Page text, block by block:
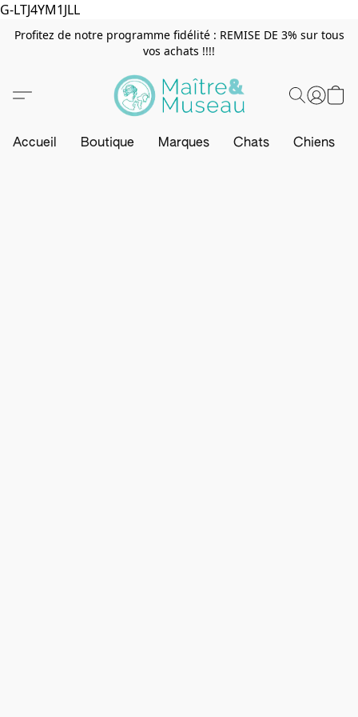
G-LTJ4YM1JLL
Profitez de notre programme fidélité : REMISE DE 3% sur tous
vos achats !!!!
Accueil Boutique Marques Chats Chiens